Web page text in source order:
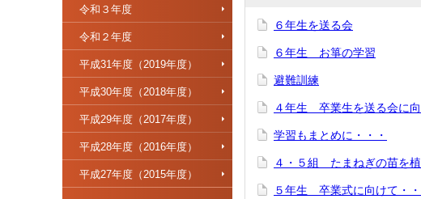
令和３年度
令和２年度
平成31年度（2019年度）
平成30年度（2018年度）
平成29年度（2017年度）
平成28年度（2016年度）
平成27年度（2015年度）
６年生を送る会
６年生 お箏の学習
避難訓練
４年生 卒業生を送る会に
学習もまとめに・・・
４・５組 たまねぎの苗を植
５年生 卒業式に向けて・・